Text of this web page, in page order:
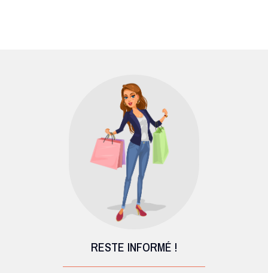
RESTE INFORMÉ !